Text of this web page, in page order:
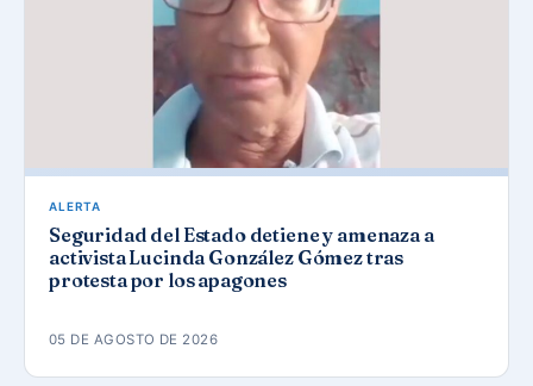
ALERTA
Seguridad del Estado detiene y amenaza a
activista Lucinda González Gómez tras
protesta por los apagones
05 DE AGOSTO DE 2026